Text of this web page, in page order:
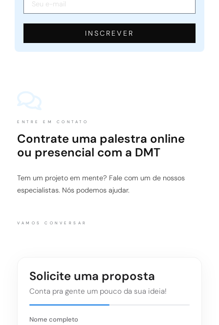
INSCREVER
ENTRE EM CONTATO
Contrate uma palestra online
ou presencial com a DMT
Tem um projeto em mente? Fale com um de nossos
especialistas. Nós podemos ajudar.
VAMOS CONVERSAR
Solicite uma proposta
Conta pra gente um pouco da sua ideia!
Nome completo